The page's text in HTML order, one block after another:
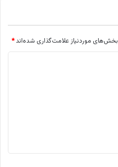
بخش‌های موردنیاز علامت‌گذاری شده‌اند*